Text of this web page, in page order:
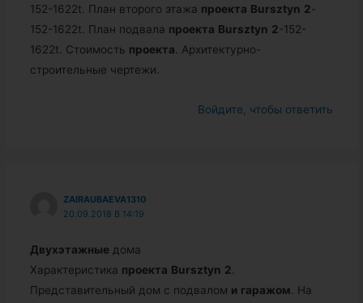
152-1622t. План второго этажа проекта Bursztyn 2-
152-1622t. План подвала проекта Bursztyn 2-152-
1622t. Стоимость проекта . Архитектурно-
строительные чертежи.
Войдите, чтобы ответить
ZAIRAUBAEVA1310
20.09.2018 В 14:19
Двухэтажные дома
Характеристика проекта Bursztyn 2.
Представительный дом с подвалом и гаражом. На